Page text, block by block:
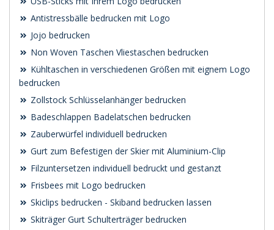
Antistressbälle bedrucken mit Logo
Jojo bedrucken
Non Woven Taschen Vliestaschen bedrucken
Kühltaschen in verschiedenen Größen mit eignem Logo
bedrucken
Zollstock Schlüsselanhänger bedrucken
Badeschlappen Badelatschen bedrucken
Zauberwürfel individuell bedrucken
Gurt zum Befestigen der Skier mit Aluminium-Clip
Filzuntersetzen individuell bedruckt und gestanzt
Frisbees mit Logo bedrucken
Skiclips bedrucken - Skiband bedrucken lassen
Skiträger Gurt Schulterträger bedrucken